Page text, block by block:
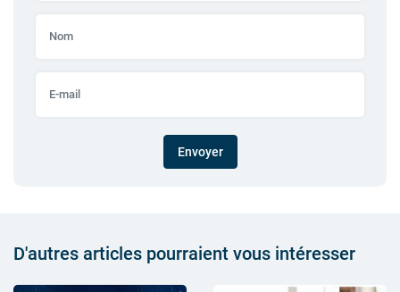
Envoyer
D'autres articles pourraient vous intéresser